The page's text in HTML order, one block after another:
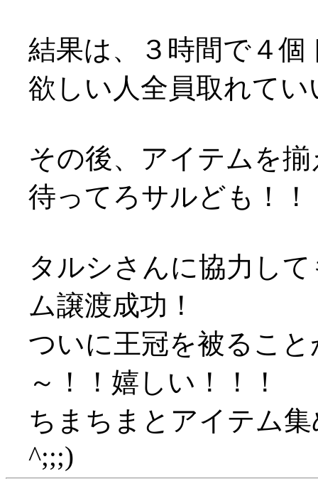
結果は、３時間で４
欲しい人全員取れて
その後、アイテムを
待ってろサルども！
タルシさんに協力し
ム譲渡成功！
ついに王冠を被るこ
～！！嬉しい！！！
ちまちまとアイテム
^;;;)